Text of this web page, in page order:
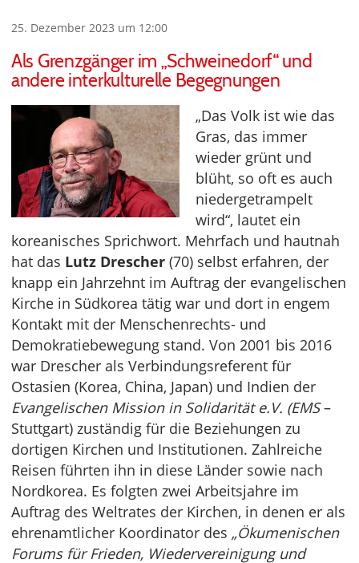
25. Dezember 2023 um 12:00
Als Grenzgänger im „Schweinedorf“ und
andere interkulturelle Begegnungen
„Das Volk ist wie das
Gras, das immer
wieder grünt und
blüht, so oft es auch
niedergetrampelt
wird“, lautet ein
koreanisches Sprichwort. Mehrfach und hautnah
hat das Lutz Drescher (70) selbst erfahren, der
knapp ein Jahrzehnt im Auftrag der evangelischen
Kirche in Südkorea tätig war und dort in engem
Kontakt mit der Menschenrechts- und
Demokratiebewegung stand. Von 2001 bis 2016
war Drescher als Verbindungsreferent für
Ostasien (Korea, China, Japan) und Indien der
Evangelischen Mission in Solidarität e.V. (EMS–
Stuttgart) zuständig für die Beziehungen zu
dortigen Kirchen und Institutionen. Zahlreiche
Reisen führten ihn in diese Länder sowie nach
Nordkorea. Es folgten zwei Arbeitsjahre im
Auftrag des Weltrates der Kirchen, in denen er als
ehrenamtlicher Koordinator des „Ökumenischen
Forums für Frieden, Wiedervereinigung und